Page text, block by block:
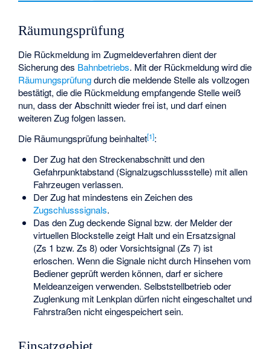
Räumungsprüfung
Die Rückmeldung im Zugmeldeverfahren dient der
Sicherung des Bahnbetriebs. Mit der Rückmeldung wird die
Räumungsprüfungdurch die meldende Stelle als vollzogen
bestätigt, die die Rückmeldung empfangende Stelle weiß
nun, dass der Abschnitt wieder frei ist, und darf einen
weiteren Zug folgen lassen.
Die Räumungsprüfung beinhaltet[1]:
Der Zug hat den Streckenabschnitt und den
Gefahrpunktabstand (Signalzugschlussstelle) mit allen
Fahrzeugen verlassen.
Der Zug hat mindestens ein Zeichen des
Zugschlusssignals.
Das den Zug deckende Signal bzw. der Melder der
virtuellen Blockstellezeigt Halt und ein Ersatzsignal
(Zs 1 bzw. Zs 8) oder Vorsichtsignal (Zs 7) ist
erloschen. Wenn die Signale nicht durch Hinsehen vom
Bediener geprüft werden können, darf er sichere
Meldeanzeigen verwenden. Selbststellbetrieb oder
Zuglenkung mit Lenkplan dürfen nicht eingeschaltet und
Fahrstraßen nicht eingespeichert sein.